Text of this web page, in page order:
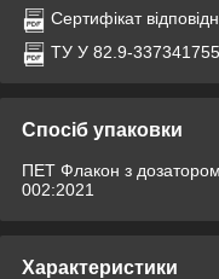
Сертифікат
ТУ У 82.9-
Спосіб упаковки
ПЕТ Флакон з
002:2021
Характеристики